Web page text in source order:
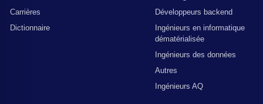
Carrières
Dictionnaire
Développeurs backend
Ingénieurs en informatique
dématérialisée
Ingénieurs des données
Autres
Ingénieurs AQ